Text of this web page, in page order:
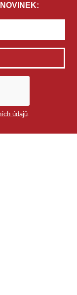
údajů.